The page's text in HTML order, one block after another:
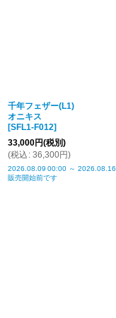
千年フェザー(L1)
オニキス
[SFL1-F012]
33,000円(税別)
(税込 : 36,300円)
2026.08.09 00:00 ～ 2026.08.16
販売開始前です